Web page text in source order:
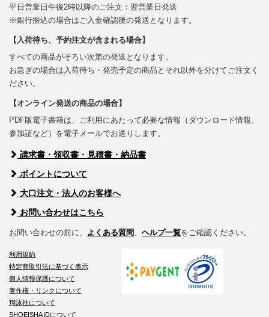
平日営業日午後2時以降のご注文：翌営業日発送
※銀行振込の場合はご入金確認後の発送となります。
【入荷待ち、予約注文が含まれる場合】
すべての商品がそろい次第の発送となります。
お急ぎの場合は入荷待ち・発売予定の商品とそれ以外を分けてご注文く
ださい。
【オンライン発送の商品の場合】
PDF版電子書籍は、ご利用にあたって必要な情報（ダウンロード情報、
参加証など）を電子メールでお送りします。
請求書・領収書・見積書・納品書
ポイントについて
大口注文・法人のお客様へ
お問い合わせはこちら
お問い合わせの前に、 よくある質問 ヘルプ一覧をご確認ください。
利用規約
特定商取引法に基づく表示
個人情報保護について
著作権・リンクについて
翔泳社について
SHOEISHA iDについて